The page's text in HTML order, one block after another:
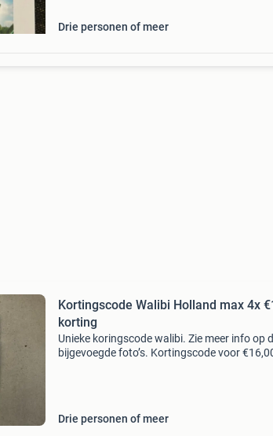
Drie personen of meer
Kortingscode Walibi Holland max 4x
korting
Unieke koringscode walibi. Zie meer info op
bijgevoegde foto’s. Kortingscode voor
Drie personen of meer